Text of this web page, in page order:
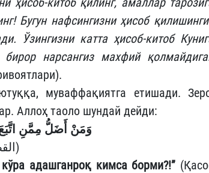
Бугун нафсингизни ҳисоб
Ўзингизни катта ҳисоб-китоб
нарсангиз махфий
муваффақиятга етишади.
Аллоҳ таоло шундай дейди:
وَمَنْ أَضَلُّ مِمَّنِ
(القصص/50)
адашганроқ кимса борми?!”